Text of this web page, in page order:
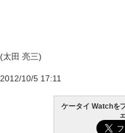
(太田 亮三)
2012/10/5 17:11
ケータイ Watchを